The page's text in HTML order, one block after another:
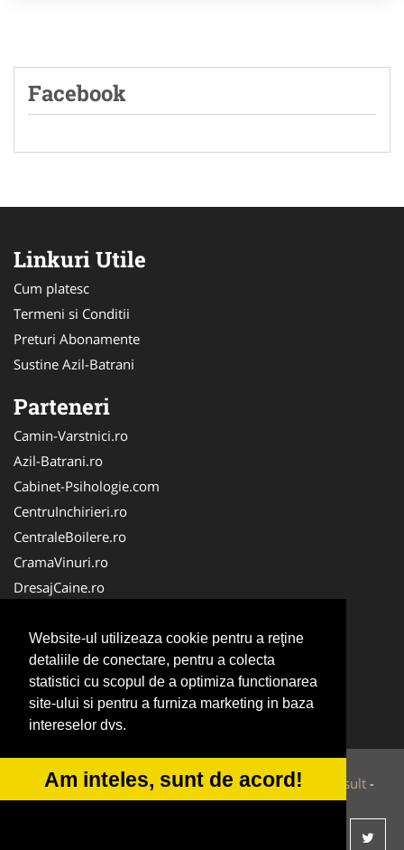
Website-ul utilizeaza cookie pentru a reţine
detaliile de conectare, pentru a colecta
statistici cu scopul de a optimiza functionarea
site-ului si pentru a furniza marketing in baza
intereselor dvs.
Am inteles, sunt de acord!
Facebook
Linkuri Utile
Cum platesc
Termeni si Conditii
Preturi Abonamente
Sustine Azil-Batrani
Parteneri
Camin-Varstnici.ro
Azil-Batrani.ro
Cabinet-Psihologie.com
CentruInchirieri.ro
CentraleBoilere.ro
CramaVinuri.ro
DresajCaine.ro
Alpinist-Utilitar.com
Birouri-Cadastru.ro
FirmaTractariAuto.ro
Service-Reparatii.com
© 2014-2026 Powered byVilonMedia&Tokaido Consult -
ANPC SOL